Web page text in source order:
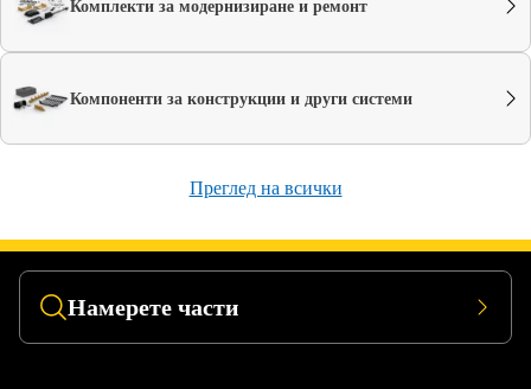
Комплекти за модернизиране и ремонт
Компоненти за конструкции и други системи
Преглед на всички
Намерете части